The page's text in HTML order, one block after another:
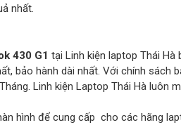
nhất.
430 G1 tại Linh kiện laptop Thái
bảo hành dài nhất. Với chính
Linh kiện Laptop Thái Hà luôn
hình để cung cấp cho các hãng